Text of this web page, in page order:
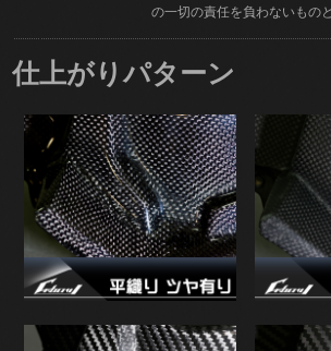
の一切の責任を負わないもの
仕上がりパターン